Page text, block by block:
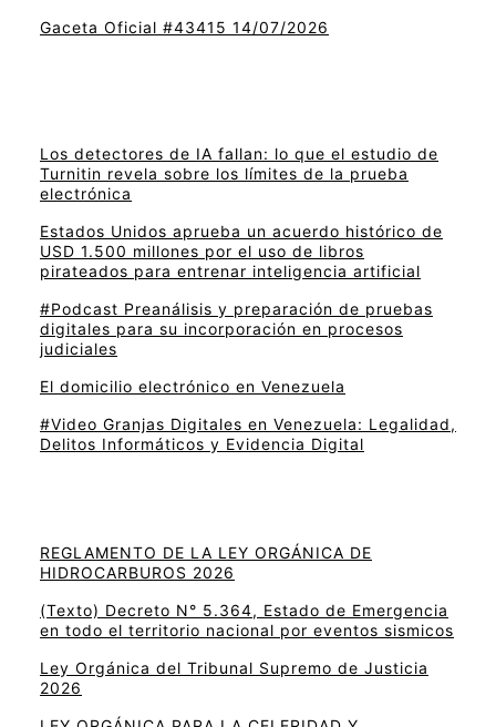
Gaceta Oficial #43415 14/07/2026
Los detectores de IA fallan: lo que el estudio de
Turnitin revela sobre los límites de la prueba
electrónica
Estados Unidos aprueba un acuerdo histórico de
USD 1.500 millones por el uso de libros
pirateados para entrenar inteligencia artificial
#Podcast Preanálisis y preparación de pruebas
digitales para su incorporación en procesos
judiciales
El domicilio electrónico en Venezuela
#Video Granjas Digitales en Venezuela: Legalidad,
Delitos Informáticos y Evidencia Digital
REGLAMENTO DE LA LEY ORGÁNICA DE
HIDROCARBUROS 2026
(Texto) Decreto N° 5.364, Estado de Emergencia
en todo el territorio nacional por eventos sismicos
Ley Orgánica del Tribunal Supremo de Justicia
2026